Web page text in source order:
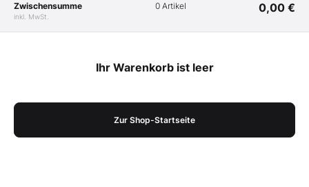
Zwischensumme
inkl. MwSt.
0 Artikel 0,00 €
Ihr Warenkorb ist leer
Zur Shop-Startseite